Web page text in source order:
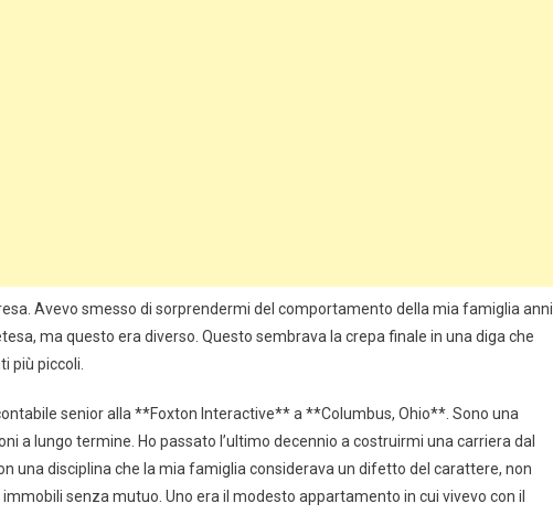
Avevo smesso di sorprendermi del comportamento della mia famiglia anni
ma questo era diverso. Questo sembrava la crepa finale in una diga che
più piccoli.
senior alla **Foxton Interactive** a **Columbus, Ohio**. Sono una
a lungo termine. Ho passato l’ultimo decennio a costruirmi una carriera dal
una disciplina che la mia famiglia considerava un difetto del carattere, non
senza mutuo. Uno era il modesto appartamento in cui vivevo con il